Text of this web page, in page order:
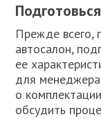
Прежде всего,
автосалон,
ее
для
о
обсудить